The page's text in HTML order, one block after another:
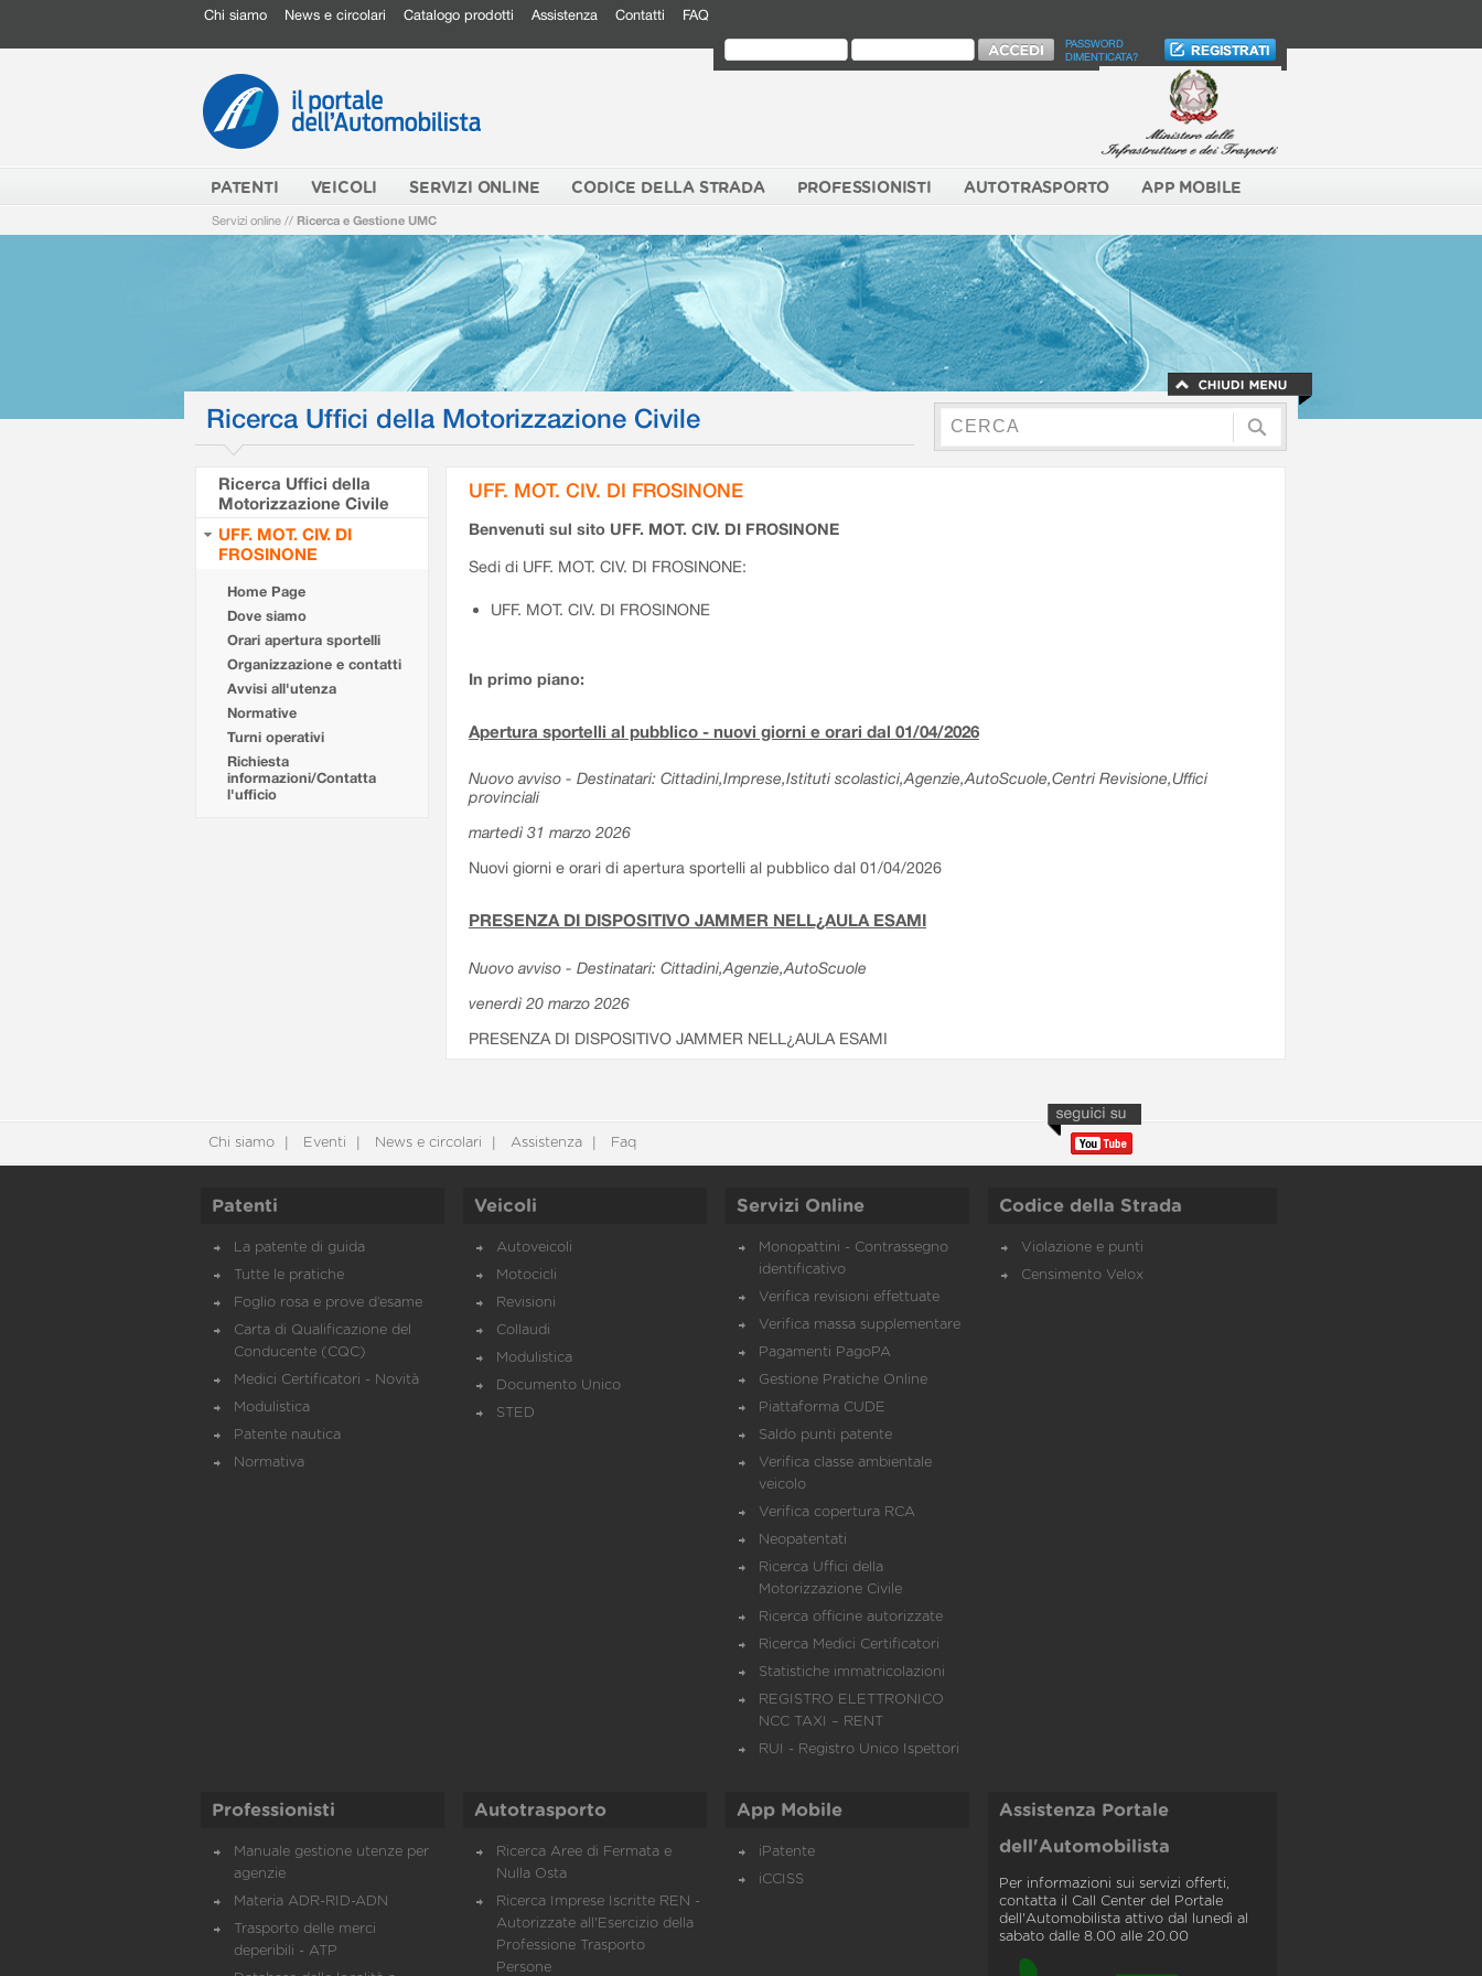
Chi siamo News e circolari Catalogo prodotti Assistenza Contatti FAQ
PASSWORD
DIMENTICATA?
PATENTI VEICOLI SERVIZI ONLINE CODICE DELLA STRADA PROFESSIONISTI AUTOTRASPORTO APP MOBILE
Servizi online // Ricerca e Gestione UMC
Ricerca Uffici della Motorizzazione Civile
Ricerca Uffici della
Motorizzazione Civile
UFF. MOT. CIV. DI
FROSINONE
Home Page
Dove siamo
Orari apertura sportelli
Organizzazione e contatti
Avvisi all'utenza
Normative
Turni operativi
Richiesta
informazioni/Contatta
l'ufficio
UFF. MOT. CIV. DI FROSINONE
Benvenuti sul sito UFF. MOT. CIV. DI FROSINONE
Sedi di UFF. MOT. CIV. DI FROSINONE:
UFF. MOT. CIV. DI FROSINONE
In primo piano:
Apertura sportelli al pubblico - nuovi giorni e orari dal 01/04/2026
Nuovo avviso - Destinatari: Cittadini,Imprese,Istituti scolastici,Agenzie,AutoScuole,Centri Revisione,Uffici
provinciali
martedì 31 marzo 2026
Nuovi giorni e orari di apertura sportelli al pubblico dal 01/04/2026
PRESENZA DI DISPOSITIVO JAMMER NELL¿AULA ESAMI
Nuovo avviso - Destinatari: Cittadini,Agenzie,AutoScuole
venerdì 20 marzo 2026
PRESENZA DI DISPOSITIVO JAMMER NELL¿AULA ESAMI
Chi siamo Eventi News e circolari Assistenza Faq
Patenti
La patente di guida
Tutte le pratiche
Foglio rosa e prove d’esame
Carta di Qualificazione del
Conducente (CQC)
Medici Certificatori - Novità
Modulistica
Patente nautica
Normativa
Veicoli
Autoveicoli
Motocicli
Revisioni
Collaudi
Modulistica
Documento Unico
STED
Servizi Online
Monopattini - Contrassegno
identificativo
Verifica revisioni effettuate
Verifica massa supplementare
Pagamenti PagoPA
Gestione Pratiche Online
Piattaforma CUDE
Saldo punti patente
Verifica classe ambientale
veicolo
Verifica copertura RCA
Neopatentati
Ricerca Uffici della
Motorizzazione Civile
Ricerca officine autorizzate
Ricerca Medici Certificatori
Statistiche immatricolazioni
REGISTRO ELETTRONICO
NCC TAXI – RENT
RUI - Registro Unico Ispettori
Codice della Strada
Violazione e punti
Censimento Velox
Professionisti
Manuale gestione utenze per
agenzie
Materia ADR-RID-ADN
Trasporto delle merci
deperibili - ATP
Autotrasporto
Ricerca Aree di Fermata e
Nulla Osta
Ricerca Imprese Iscritte REN -
Autorizzate all'Esercizio della
Professione Trasporto
Persone
App Mobile
iPatente
iCCISS
Assistenza Portale
dell'Automobilista
Per informazioni sui servizi offerti,
contatta il Call Center del Portale
dell'Automobilista attivo dal lunedì al
sabato dalle 8.00 alle 20.00